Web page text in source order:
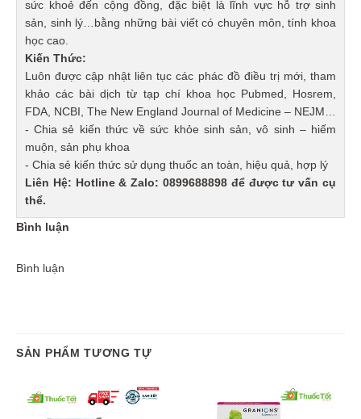
sức khoẻ đến cộng đồng, đặc biệt là lĩnh vực hỗ trợ sinh
sản, sinh lý…bằng những bài viết có chuyên môn, tính khoa
học cao.
Kiến Thức:
Luôn được cập nhật liên tục các phác đồ điều trị mới, tham
khảo các bài dịch từ tạp chí khoa học Pubmed, Hosrem,
FDA, NCBI, The New England Journal of Medicine – NEJM…
- Chia sẻ kiến thức về sức khỏe sinh sản, vô sinh – hiếm
muộn, sản phụ khoa
- Chia sẻ kiến thức sử dụng thuốc an toàn, hiệu quả, hợp lý
Liên Hệ: Hotline & Zalo: 0899688898 để được tư vấn cụ
thể.
Bình luận
Bình luận
SẢN PHẨM TƯƠNG TỰ